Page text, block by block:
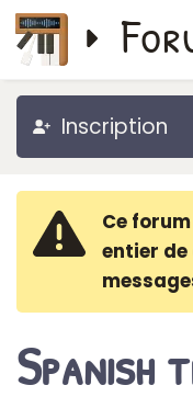
Inscription
Ce
entier de